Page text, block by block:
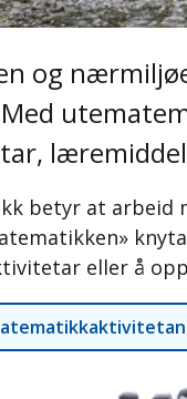
og
betyr at arbeid
eller å